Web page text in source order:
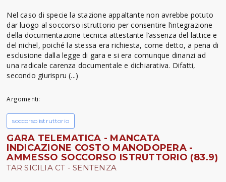
Nel caso di specie la stazione appaltante non avrebbe potuto
dar luogo al soccorso istruttorio per consentire l’integrazione
della documentazione tecnica attestante l’assenza del lattice e
del nichel, poiché la stessa era richiesta, come detto, a pena di
esclusione dalla legge di gara e si era comunque dinanzi ad
una radicale carenza documentale e dichiarativa. Difatti,
secondo giurispru (...)
Argomenti:
soccorso istruttorio
GARA TELEMATICA - MANCATA
INDICAZIONE COSTO MANODOPERA -
AMMESSO SOCCORSO ISTRUTTORIO (83.9)
TAR SICILIA CT - SENTENZA